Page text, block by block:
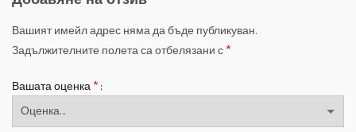
Вашият имейл адрес няма да бъде публикуван.
Задължителните полета са отбелязани с *
Вашата оценка *